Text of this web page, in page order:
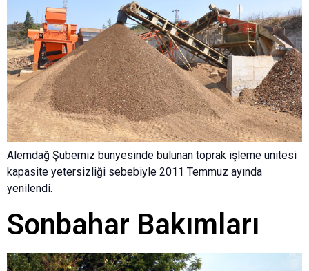
Alemdağ Şubemiz bünyesinde bulunan toprak işleme ünitesi
kapasite yetersizliği sebebiyle 2011 Temmuz ayında
yenilendi.
Sonbahar Bakımları